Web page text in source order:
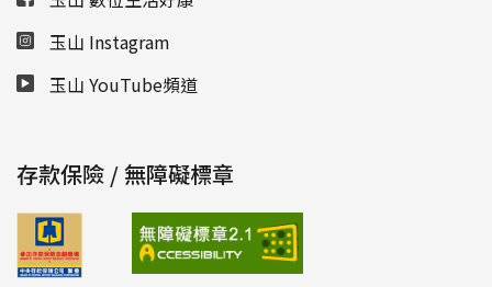
玉山 Instagram
玉山 YouTube頻道
存款保險 / 無障礙標章